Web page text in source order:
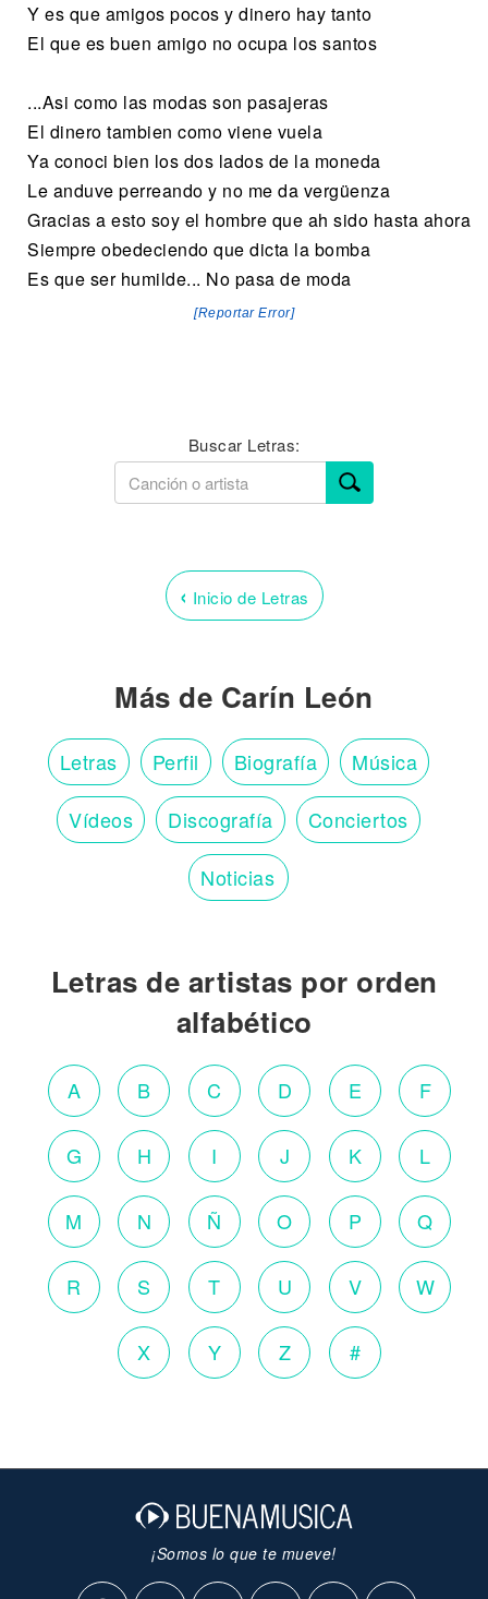
Y es que amigos pocos y dinero hay tanto
El que es buen amigo no ocupa los santos
...Asi como las modas son pasajeras
El dinero tambien como viene vuela
Ya conoci bien los dos lados de la moneda
Le anduve perreando y no me da vergüenza
Gracias a esto soy el hombre que ah sido hasta ahora
Siempre obedeciendo que dicta la bomba
Es que ser humilde... No pasa de moda
[Reportar Error]
Buscar Letras:
‹ Inicio de Letras
Más de Carín León
Letras Perfil Biografía Música
Vídeos Discografía Conciertos
Noticias
Letras de artistas por orden
alfabético
A B C D E F
G H I J K L
M N Ñ O P Q
R S T U V W
X Y Z #
¡Somos lo que te mueve!